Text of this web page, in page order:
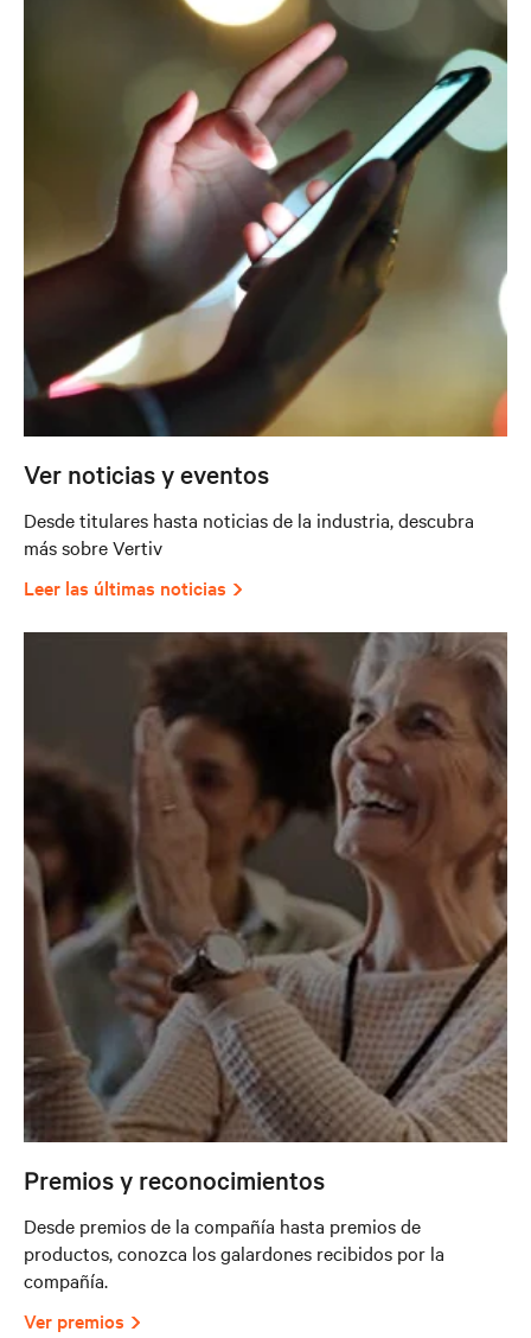
Ver noticias y eventos
Desde titulares hasta noticias de la industria, descubra
más sobre Vertiv
Leer las últimas noticias
Premios y reconocimientos
Desde premios de la compañía hasta premios de
productos, conozca los galardones recibidos por la
compañía.
Ver premios